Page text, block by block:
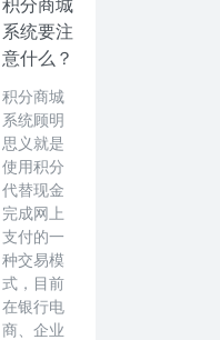
积分商城
系统要注
意什么？
积分商城
系统顾明
思义就是
使用积分
代替现金
完成网上
支付的一
种交易模
式，目前
在银行电
商、企业